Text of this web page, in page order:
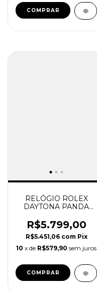
RELÓGIO ROLEX
DAYTONA PANDA
SUPER CLONE
R$5.799,00
R$5.451,06 com Pix
10 x de R$579,90 sem juros